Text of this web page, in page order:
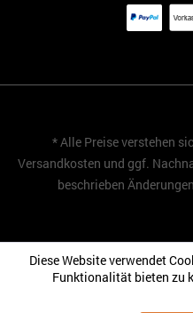
* Alle Preise verstehen
Versandkosten und ggf.
beschrieben
Diese Website verwendet
Funktionalität bieten zu